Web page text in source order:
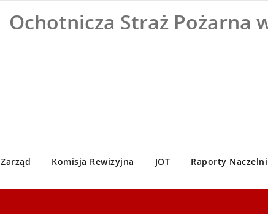
Ochotnicza Straż Pożarna
Zarząd Komisja Rewizyjna JOT Raporty